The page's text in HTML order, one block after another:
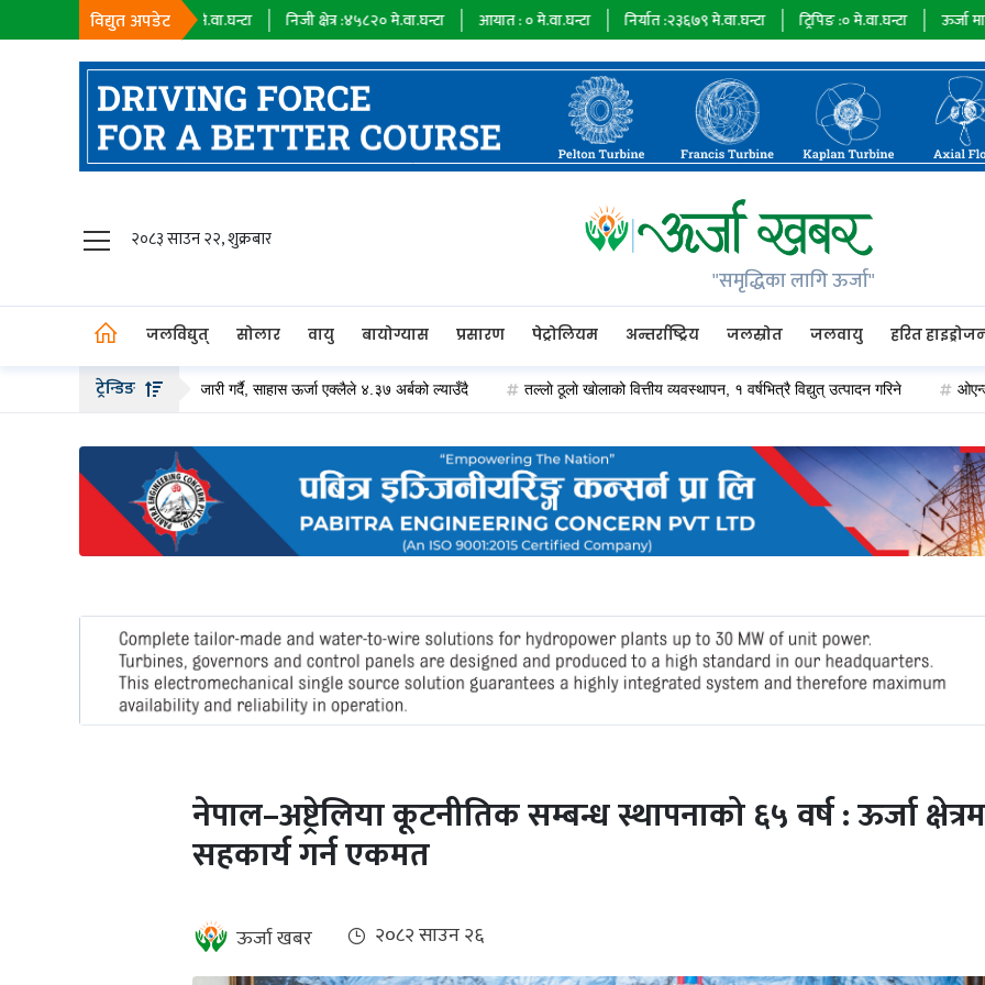
विद्युत अपडेट
१८३९८मे.वा.घन्टा निजी क्षेत्र : ४५८२०मे.वा.घन्टा आयात : मे.वा.घन्टा निर्यात :२३६७९मे.वा.घन्टा ट्रिपिङ :० मे.वा.घन्टा ऊर्जा माग : ७३४८५
२०८३ साउन २२, शुक्रबार
"समृद्धिका लागि ऊर्जा"
जलविद्युत् सोलार वायु बायोग्यास प्रसारण पेट्रोलियम अन्तर्राष्ट्रिय जलस्रोत जलवायु हरित
वायु
बायोग्यास
पेट्रोलियम
अन्तर्राष्ट्रिय
जलवायु
ट्रेन्डिङ
बढीको हकप्रद सेयर जारी गर्दै, साहास ऊर्जा एक्लैले ४.३७ अर्बको ल्याउँदै तल्लाे ठूलाे खाेलाको वित्तीय व्यवस्थापन, १ वर्षभित्रै विद्युत् उत्पादन गरिने ओएन्डएम
नेपाल–अष्ट्रेलिया कूटनीतिक सम्बन्ध स्थापनाको ६५ वर्ष : ऊर्जा
सहकार्य गर्न एकमत
ऊर्जा खबर २०८२ साउन २६